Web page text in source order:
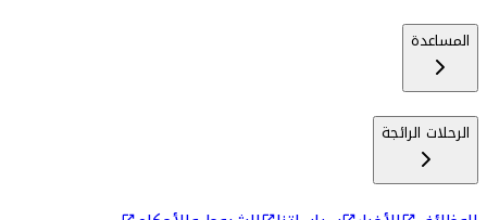
المساعدة
الرحلات الرائجة